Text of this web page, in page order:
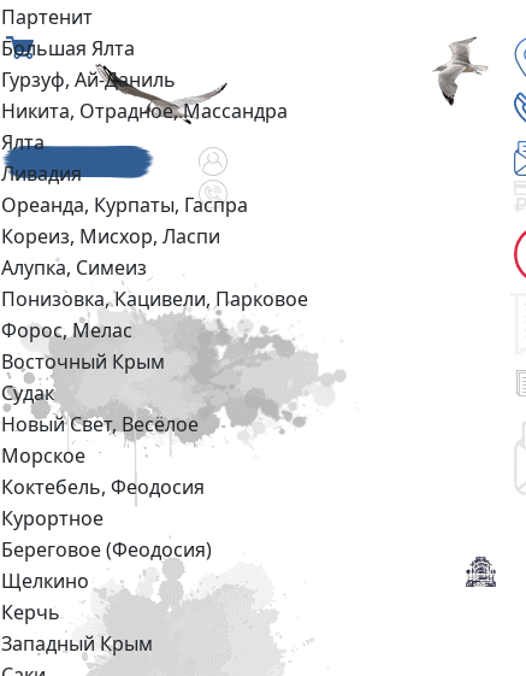
Партенит
Большая Ялта
Гурзуф, Ай-Даниль
Никита, Отрадное, Массандра
Ялта
Ливадия
Ореанда, Курпаты, Гаспра
Кореиз, Мисхор, Ласпи
Алупка, Симеиз
Понизовка, Кацивели, Парковое
Форос, Мелас
Восточный Крым
Судак
Новый Свет, Весёлое
Морское
Коктебель, Феодосия
Курортное
Береговое (Феодосия)
Щелкино
Керчь
Западный Крым